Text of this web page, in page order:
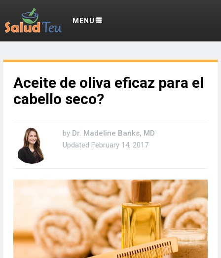
MENU
Aceite de oliva eficaz para el
cabello seco?
by Dr. Madeline Banks, MD
Updated February 14, 2017